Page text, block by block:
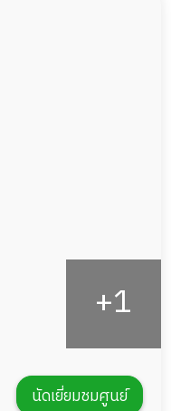
นัดเยี่ยมชมศูนย์